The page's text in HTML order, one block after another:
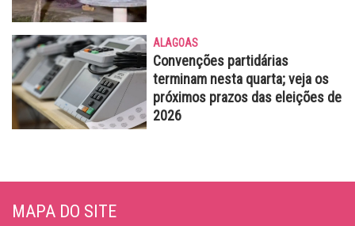
ALAGOAS
Convenções partidárias
terminam nesta quarta; veja os
próximos prazos das eleições de
2026
MAPA DO SITE